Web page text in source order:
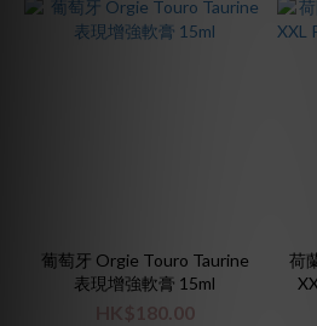
葡萄牙 Orgie Touro Taurine
表現增強軟膏 15ml
HK$180.00
荷